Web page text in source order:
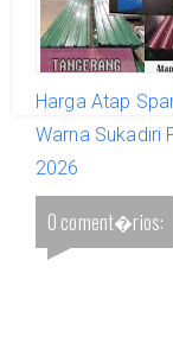
Harga Atap
Warna Sukadiri
2026
0 coment�rios: